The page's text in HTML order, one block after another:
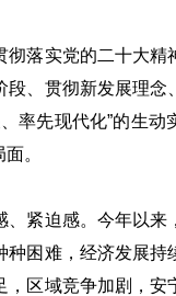
落实党的二十大精
、贯彻新发展理念
率先现代化”的生动
。
紧迫感。今年以来
困难，经济发展持
区域竞争加剧，安